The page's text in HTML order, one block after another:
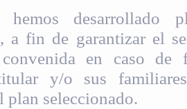
desarrollado
a fin de garantizar el
en caso de
y/o sus
plan seleccionado.